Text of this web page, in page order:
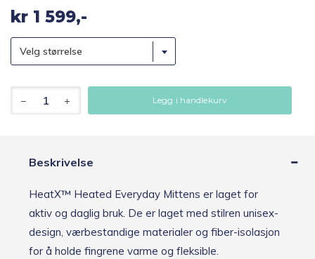
kr 1 599,-
Velg størrelse
Everyday
Varmevotter
Legg i handlekurv
Beskrivelse
HeatX™ Heated Everyday Mittens​ er laget for
aktiv og daglig bruk. De er laget med stilren unisex-
design, værbestandige materialer og fiber-isolasjon
for å holde fingrene varme og fleksible.